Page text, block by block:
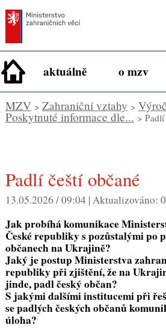
aktuálně o mzv
MZV> Zahraniční vztahy >
Poskytnuté informace dle... >
Padlí čeští občané
13.05.2026 / 09:04 |Aktualizováno:
Jak probíhá komunikace
České republiky s pozůstalými po
občanech na Ukrajině?
Jaký je postup Ministerstva
republiky při zjištění, že na
jinde, padl český občan?
S jakými dalšími institucemi při
se padlých českých občanů
úloha?